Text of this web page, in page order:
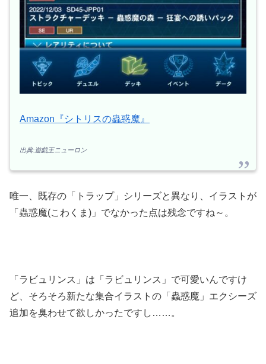
Amazon『シトリスの蟲惑魔』
出典:遊戯王ニューロン
唯一、既存の「トラップ」シリーズと異なり、イラストが
「蟲惑魔(こわくま)」でなかった点は残念ですね～。
「ラビュリンス」は「ラビュリンス」で可愛いんですけ
ど、そろそろ新たな集合イラストの「蟲惑魔」エクシーズ
追加を臭わせて欲しかったですし……。